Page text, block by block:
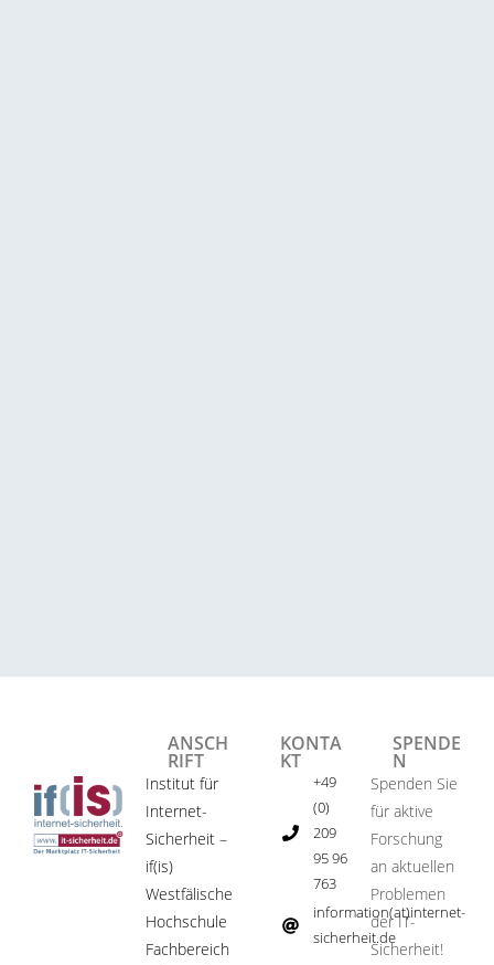
ANSCH
RIFT
Institut für
Internet-
Sicherheit –
if(is)
Westfälische
Hochschule
Fachbereich
KONTA
KT
+49
(0)
209
95 96
763
information(at)internet-
sicherheit.de ​
SPENDE
N
Spenden Sie
für aktive
Forschung
an aktuellen
Problemen
der IT-
Sicherheit!​